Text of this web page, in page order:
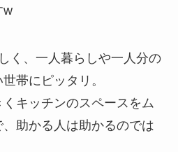
w
く、一人暮らしや一人分の
帯にピッタリ。
キッチンのスペースをム
助かる人は助かるのでは